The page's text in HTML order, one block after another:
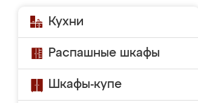
Кухни
Распашные шкафы
Шкафы-купе